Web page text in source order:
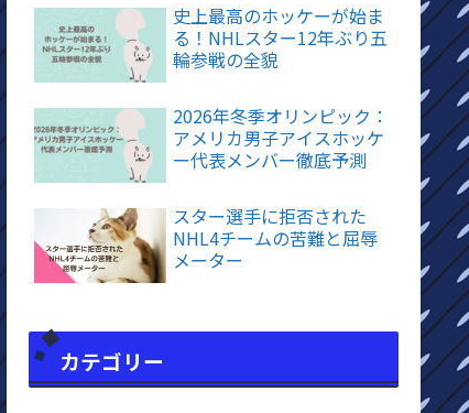
史上最高のホッケーが始ま
る！NHLスター12年ぶり五
輪参戦の全貌
2026年冬季オリンピック：
アメリカ男子アイスホッケ
ー代表メンバー徹底予測
スター選手に拒否された
NHL4チームの苦難と屈辱
メーター
カテゴリー